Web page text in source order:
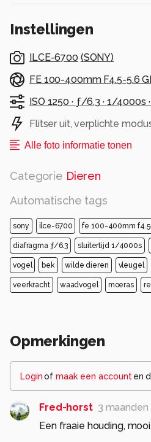
Instellingen
ILCE-6700 (SONY)
FE 100-400mm F4.5-5.6
ISO 1250 · ƒ/6.3 · 1/4000s ·
Flitser uit, verplichte
Alle foto informatie tonen
Categorie Dieren
Automatische tags
sony ilce-6700 fe 100-400mm
diafragma ƒ/6.3 sluitertijd 1/4000s
vogel bek wilde dieren vleugel
veerkracht waadvogel moeras
Opmerkingen
Loginof maak een account en
Fred-horst 3
Een fraaie houding,